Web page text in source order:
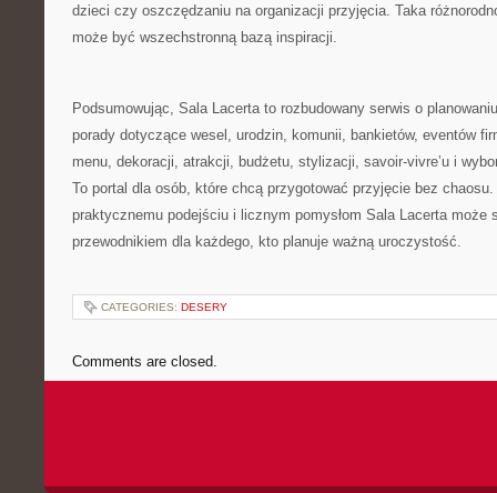
dzieci czy oszczędzaniu na organizacji przyjęcia. Taka
może być wszechstronną bazą inspiracji.
Podsumowując, Sala Lacerta to rozbudowany serwis o
porady dotyczące wesel, urodzin, komunii, bankietów, eventów
menu, dekoracji, atrakcji, budżetu, stylizacji, savoir-vivre’u i
To portal dla osób, które chcą przygotować przyjęcie bez
praktycznemu podejściu i licznym pomysłom Sala Lacerta może
przewodnikiem dla każdego, kto planuje ważną uroczystość.
CATEGORIES: DESERY
Comments are closed.